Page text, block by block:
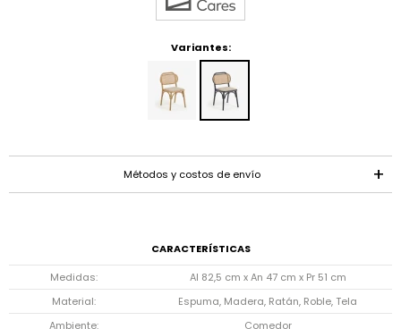
Variantes:
Métodos y costos de envío
CARACTERÍSTICAS
Medidas
Al 82,5 cm x An 47 cm x Pr 51 cm
Material
Espuma, Madera, Ratán, Roble, Tela
Ambiente
Comedor